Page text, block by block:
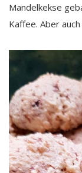
Mandelkekse
Kaffee. Aber